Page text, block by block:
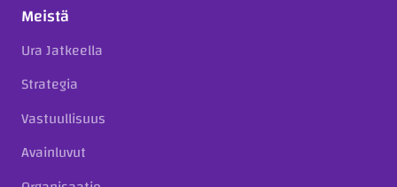
Meistä
Ura Jatkeella
Strategia
Vastuullisuus
Avainluvut